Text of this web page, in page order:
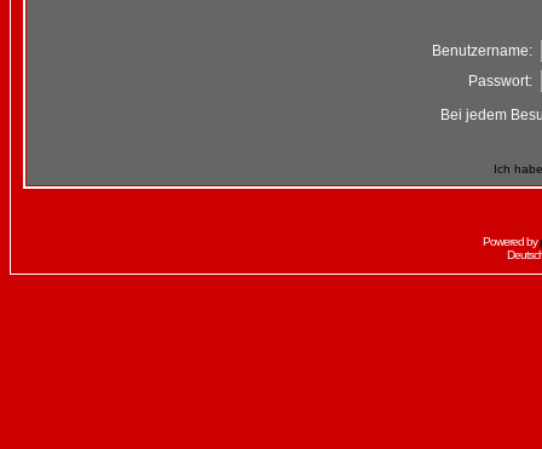
Benutzername:
Passwort:
Bei jedem
Ich
Powered by